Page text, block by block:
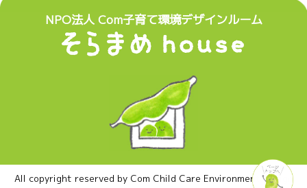
NPO法人 Com子育て環境デザインルーム
All copyright reserved by Com Child Care Environment Design